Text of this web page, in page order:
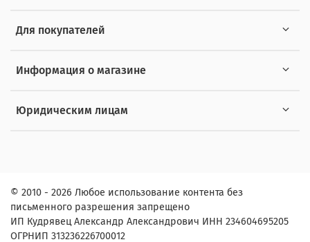
Для покупателей
Информация о магазине
Юридическим лицам
© 2010 - 2026 Любое использование контента без
письменного разрешения запрещено
ИП Кудрявец Александр Александрович ИНН 234604695205
ОГРНИП 313236226700012